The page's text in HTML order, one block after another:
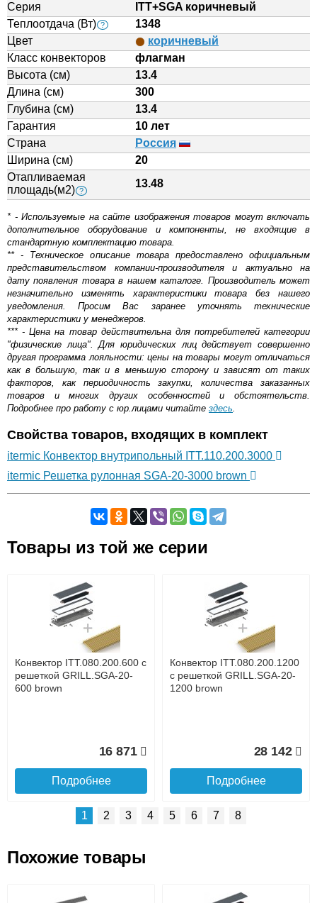
Серия
ITT+SGA коричневый
Теплоотдача (Вт) ?
1348
Цвет
коричневый
Класс конвекторов
флагман
Высота (см)
13.4
Длина (см)
300
Глубина (см)
13.4
Гарантия
10 лет
Страна
Россия
Ширина (см)
20
Отапливаемая
площадь(м2) ?
13.48
* - Используемые на сайте изображения товаров могут включать
дополнительное оборудование и компоненты, не входящие в
стандартную комплектацию товара.
** - Техническое описание товара предоставлено официальным
представительством компании-производителя и актуально на
дату появления товара в нашем каталоге. Производитель может
незначительно изменять характеристики товара без нашего
уведомления. Просим Вас заранее уточнять технические
характеристики у менеджеров.
*** - Цена на товар действительна для потребителей категории
"физические лица". Для юридических лиц действует совершенно
другая программа лояльности: цены на товары могут отличаться
как в большую, так и в меньшую сторону и зависят от таких
факторов, как периодичность закупки, количества заказанных
товаров и многих других особенностей и обстоятельств.
Подробнее про работу с юр.лицами читайте здесь.
Свойства товаров, входящих в комплект
itermic Конвектор внутрипольный ITT.110.200.3000
itermic Решетка рулонная SGA-20-3000 brown
Оставьте отзыв
Доставка сантехники по Москве и Московской области
Наличный расчёт
Банковской картой на сайте в режиме реального
времени
Банковской картой при получении товара как при
доставке, так и самовывозом
Интернет-деньгами (Yandex-деньги, Web-money,
Qiwi-кошельки и другие).
Безналичный расчёт (возможно и с НДС)
Товары из той же серии
Конвектор ITT.080.200.600 с
решеткой GRILL.SGA-20-
600 brown
16 871
Подробнее
Конвектор ITT.080.200.1200
с решеткой GRILL.SGA-20-
1200 brown
28 142
Подробнее
Конвектор ITT.080.200.1300 Конвектор ITT.080.200.1000
1 2 3 4 5 6 7 8
Похожие товары